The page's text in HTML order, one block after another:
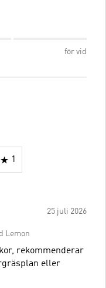
för vid
1
25 juli 2026
Lemon
rekommenderar
eller